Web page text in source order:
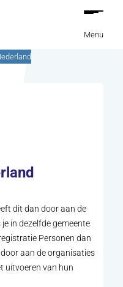
Menu
dit dan door aan de
in dezelfde gemeente
Personen dan
aan de organisaties
uitvoeren van hun